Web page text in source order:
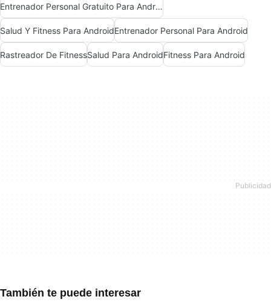
Entrenador Personal Gratuito Para Android
Salud Y Fitness Para AndroidEntrenador Personal Para Android
Rastreador De FitnessSalud Para AndroidFitness Para Android
También te puede interesar